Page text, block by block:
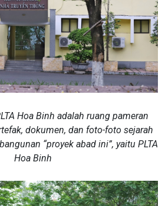
Hoa Binh adalah ruang pameran
dokumen, dan foto-foto sejarah
“proyek abad ini”, yaitu PLTA
Hoa Binh